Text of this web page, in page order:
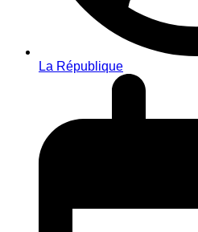
La République